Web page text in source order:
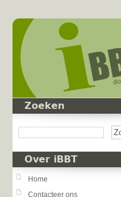
Zoeken
Over iBBT
Home
Contacteer ons